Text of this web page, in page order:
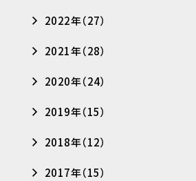
2022年（27）
2021年（28）
2020年（24）
2019年（15）
2018年（12）
2017年（15）